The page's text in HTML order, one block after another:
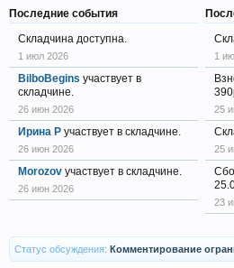
Последние события
Складчина доступна.
1 июл 2026
BilboBegins участвует в
складчине.
26 июн 2026
Ирина Р участвует в складчине.
26 июн 2026
Morozov участвует в складчине.
26 июн 2026
1
25
25
23
Статус обсуждения: Комментирование